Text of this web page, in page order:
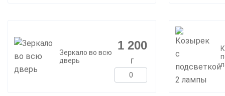
Зеркало во всю
дверь
1 200
г